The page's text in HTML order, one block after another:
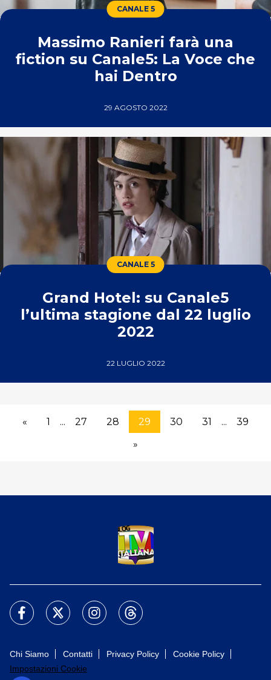
CANALE 5
Massimo Ranieri farà una
fiction su Canale5: La Voce che
hai Dentro
29 AGOSTO 2022
CANALE 5
Grand Hotel: su Canale5
l’ultima stagione dal 22 luglio
2022
22 LUGLIO 2022
« 1 ... 27 28 29 30 31 ...
39
»
Chi Siamo Contatti Privacy Policy
Cookie Policy
Impostazioni Cookie